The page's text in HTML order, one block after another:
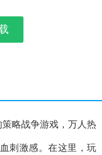
略战争游戏，万人热
刺激感。在这里，玩